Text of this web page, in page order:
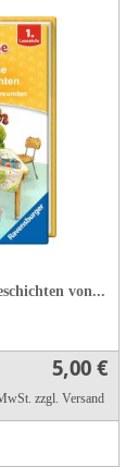
von...
5,00 €
zzgl. Versand